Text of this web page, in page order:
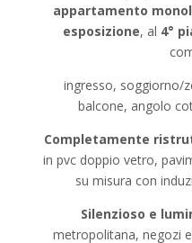
appartamento
esposizione, al 4°
ingresso, soggiorno/
balcone, angolo
Completamente
in pvc doppio vetro,
su misura con
Silenzioso e
metropolitana, negozi